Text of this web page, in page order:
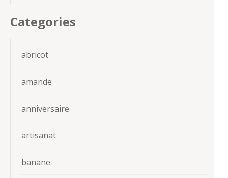
Categories
abricot
amande
anniversaire
artisanat
banane